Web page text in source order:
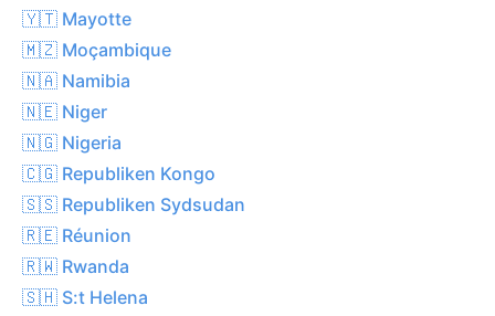
🇾🇹 Mayotte
🇲🇿 Moçambique
🇳🇦 Namibia
🇳🇪 Niger
🇳🇬 Nigeria
🇨🇬 Republiken Kongo
🇸🇸 Republiken Sydsudan
🇷🇪 Réunion
🇷🇼 Rwanda
🇸🇭 S:t Helena